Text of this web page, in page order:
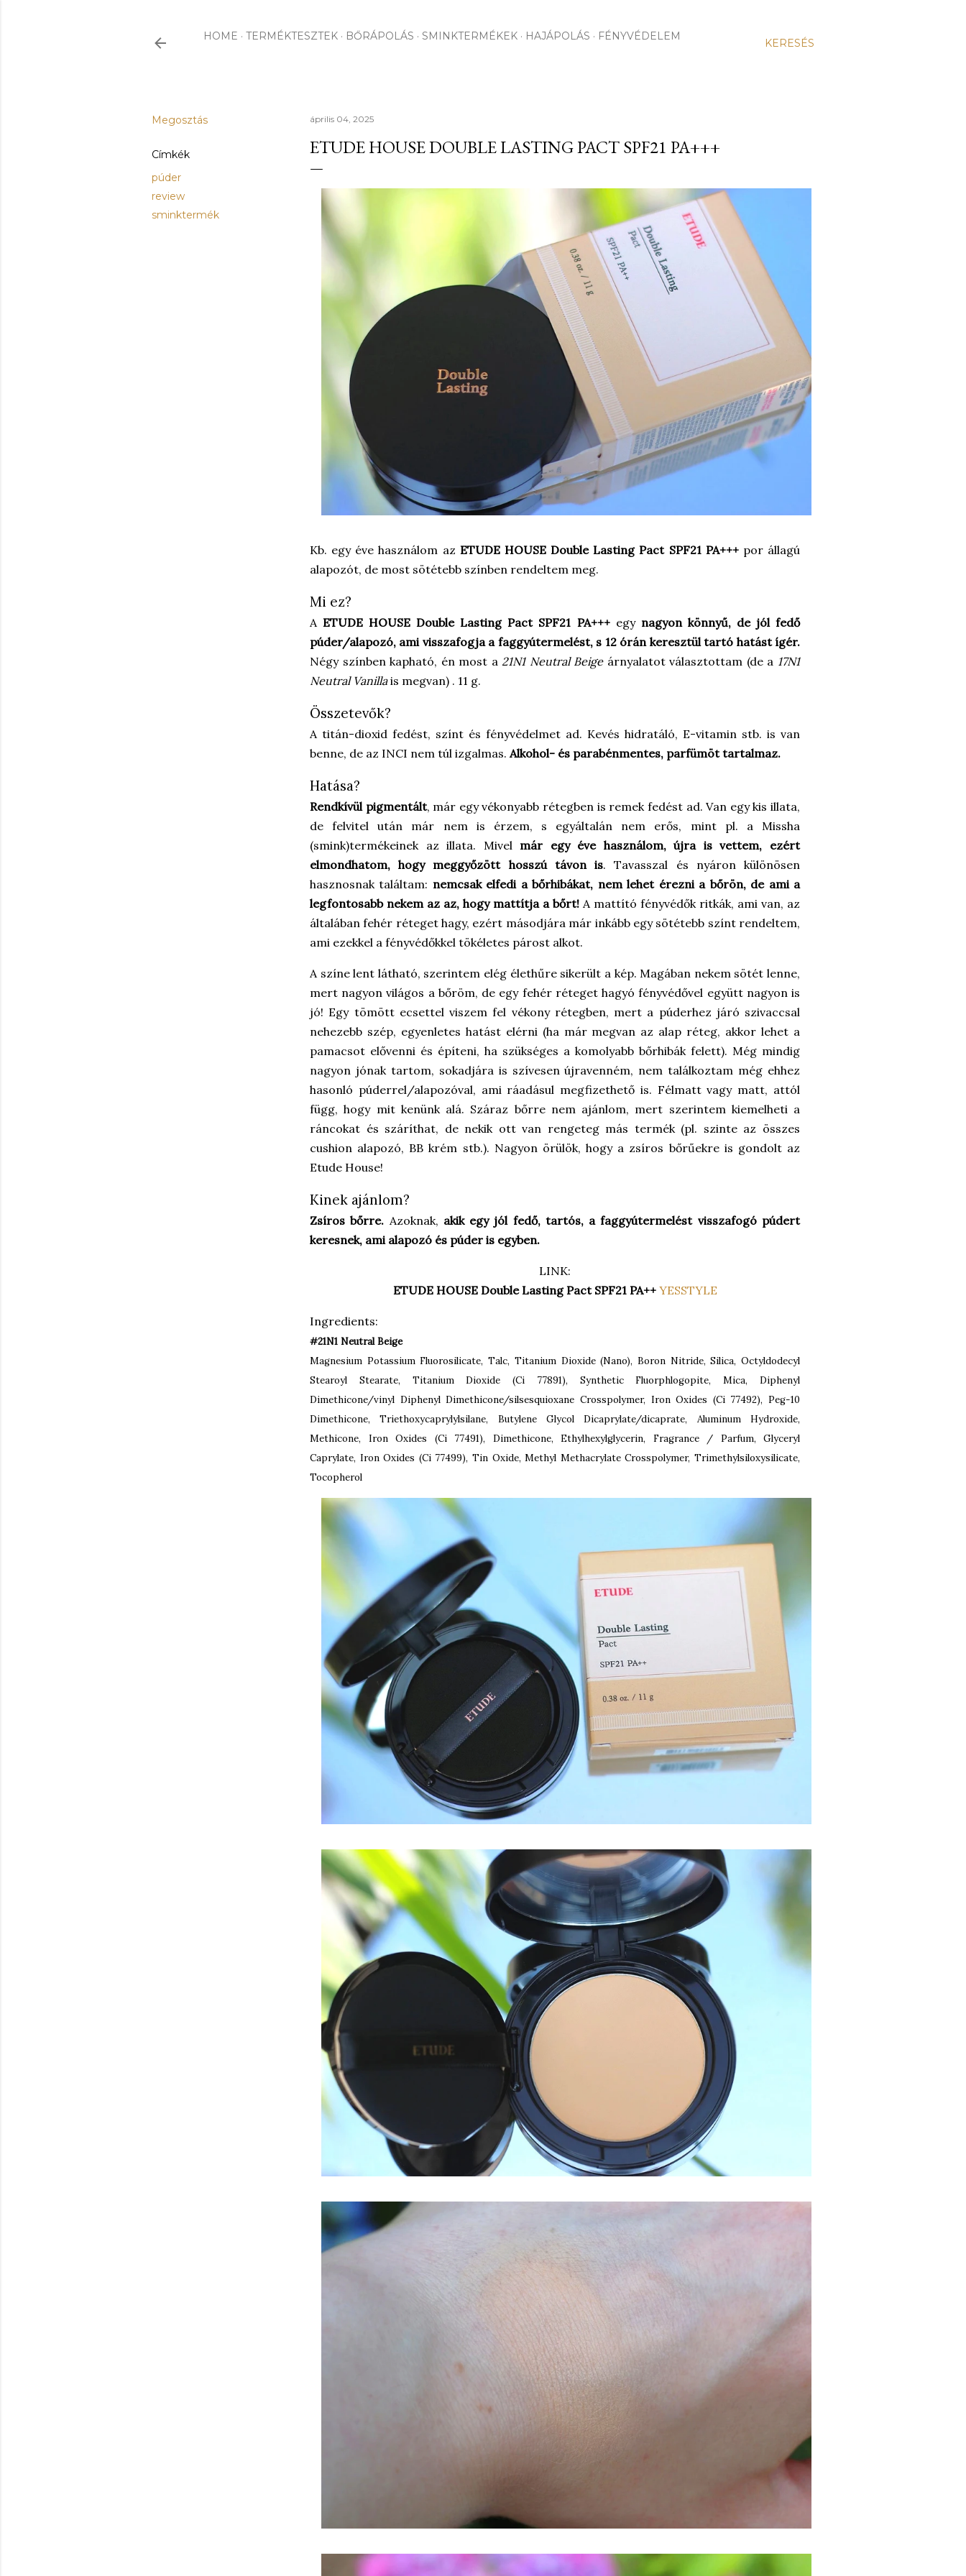
KERESÉS
HOME TERMÉKTESZTEK BŐRÁPOLÁS SMINKTERMÉKEK HAJÁPOLÁS FÉNYVÉDELEM
Megosztás
Címkék
púder
review
sminktermék
április 04, 2025
ETUDE HOUSE DOUBLE LASTING PACT SPF21 PA+++
Kb. egy éve használom az ETUDE HOUSE Double Lasting Pact SPF21 PA+++por állagú
alapozót, de most sötétebb színben rendeltem meg.
Mi ez?
A ETUDE HOUSE Double Lasting Pact SPF21 PA+++egy nagyon könnyű, de jól fedő
púder/alapozó, ami visszafogja a faggyútermelést, s 12 órán keresztül tartó hatást ígér.
Négy színben kapható, én most a 21N1 Neutral Beigeárnyalatot választottam (de a 17N1
Neutral Vanillais megvan) . 11 g.
Összetevők?
A titán-dioxid fedést, színt és fényvédelmet ad. Kevés hidratáló, E-vitamin stb. is van
benne, de az INCI nem túl izgalmas. Alkohol- és parabénmentes, parfümöt tartalmaz.
Hatása?
Rendkívül pigmentált, már egy vékonyabb rétegben is remek fedést ad. Van egy kis illata,
de felvitel után már nem is érzem, s egyáltalán nem erős, mint pl. a Missha
(smink)termékeinek az illata. Mivel már egy éve használom, újra is vettem, ezért
elmondhatom, hogy meggyőzött hosszú távon is. Tavasszal és nyáron különösen
hasznosnak találtam: nemcsak elfedi a bőrhibákat, nem lehet érezni a bőrön, de ami a
legfontosabb nekem az az, hogy mattítja a bőrt! A mattító fényvédők ritkák, ami van, az
általában fehér réteget hagy, ezért másodjára már inkább egy sötétebb színt rendeltem,
ami ezekkel a fényvédőkkel tökéletes párost alkot.
A színe lent látható, szerintem elég élethűre sikerült a kép. Magában nekem sötét lenne,
mert nagyon világos a bőröm, de egy fehér réteget hagyó fényvédővel együtt nagyon is
jó! Egy tömött ecsettel viszem fel vékony rétegben, mert a púderhez járó szivaccsal
nehezebb szép, egyenletes hatást elérni (ha már megvan az alap réteg, akkor lehet a
pamacsot elővenni és építeni, ha szükséges a komolyabb bőrhibák felett). Még mindig
nagyon jónak tartom, sokadjára is szívesen újravenném, nem találkoztam még ehhez
hasonló púderrel/alapozóval, ami ráadásul megfizethető is. Félmatt vagy matt, attól
függ, hogy mit kenünk alá. Száraz bőrre nem ajánlom, mert szerintem kiemelheti a
ráncokat és száríthat, de nekik ott van rengeteg más termék (pl. szinte az összes
cushion alapozó, BB krém stb.). Nagyon örülök, hogy a zsíros bőrűekre is gondolt az
Etude House!
Kinek ajánlom?
Zsíros bőrre. Azoknak, akik egy jól fedő, tartós, a faggyútermelést visszafogó púdert
keresnek, ami alapozó és púder is egyben.
LINK:
ETUDE HOUSE Double Lasting Pact SPF21 PA++ YESSTYLE
Ingredients:
#21N1 Neutral Beige
Magnesium Potassium Fluorosilicate, Talc, Titanium Dioxide (Nano), Boron Nitride, Silica, Octyldodecyl
Stearoyl Stearate, Titanium Dioxide (Ci 77891), Synthetic Fluorphlogopite, Mica, Diphenyl
Dimethicone/vinyl Diphenyl Dimethicone/silsesquioxane Crosspolymer, Iron Oxides (Ci 77492), Peg-10
Dimethicone, Triethoxycaprylylsilane, Butylene Glycol Dicaprylate/dicaprate, Aluminum Hydroxide,
Methicone, Iron Oxides (Ci 77491), Dimethicone, Ethylhexylglycerin, Fragrance / Parfum, Glyceryl
Caprylate, Iron Oxides (Ci 77499), Tin Oxide, Methyl Methacrylate Crosspolymer, Trimethylsiloxysilicate,
Tocopherol